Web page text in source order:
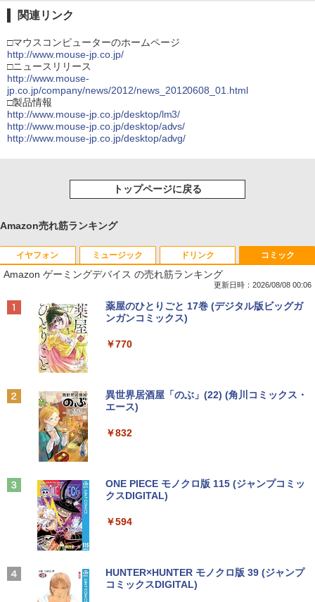
関連リンク
□マウスコンピューターのホームページ
http://www.mouse-jp.co.jp/
□ニュースリリース
http://www.mouse-
jp.co.jp/company/news/2012/news_20120608_01.html
□製品情報
http://www.mouse-jp.co.jp/desktop/lm3/
http://www.mouse-jp.co.jp/desktop/advs/
http://www.mouse-jp.co.jp/desktop/advg/
トップページに戻る
Amazon売れ筋ランキング
イヤフォン
Anker Soundcore P40i オフホワイト
Anker Soundcore P31i ホワイト
Anker Soundcore Liberty 5 ミッドナイトブ
ラック
￥14,990
【2026年アップグレード版】AOKIMI ワイヤ
レスイヤホン bluetooth イヤホン V12 小型
ミュージック
BRUCE WAYNE feat. Flo Milli, ATL Jacob
[Explicit]
￥250
BRUCE WAYNE feat. Flo Milli, ATL Jacob
[Explicit]
￥250
On My Road (Stadium ver.)
On My Road (Stadium ver.)
ドリンク
【Amazon.co.jp限定】 い・ろ・は・す 2L P
ET ラベルレス ×8本
￥1,112
by Amazon 天然水 ラベルレス 500ml ×24本
富士山の天然水 バナジウム含有 水 ミネラル
ットル (Smart Basic)
by Amazon 天然水ラベルレス 2L×9本
￥1,117
by Amazon 炭酸水 ラベルレス 500ml ×24本
コミック
Amazon ゲーミングデバイス の売れ筋ランキング
更新日時：2026/08/08 00:06
薬屋のひとりごと 17巻 (デジタル版ビッグガ
ンガンコミックス)
￥770
異世界居酒屋「のぶ」(22) (角川コミックス・
エース)
￥832
ONE PIECE モノクロ版 115 (ジャンプコミッ
クスDIGITAL)
￥594
HUNTER×HUNTER モノクロ版 39 (ジャンプ
コミックスDIGITAL)